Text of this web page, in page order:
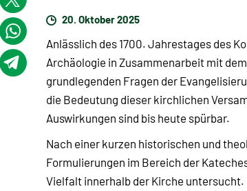
20. Oktober 2025
Anlässlich des 1700. Jahrestages des
Archäologie in Zusammenarbeit mit
grundlegenden Fragen der
die Bedeutung dieser kirchlichen
Auswirkungen sind bis heute spürbar.
Nach einer kurzen historischen und
Formulierungen im Bereich der
Vielfalt innerhalb der Kirche untersucht.